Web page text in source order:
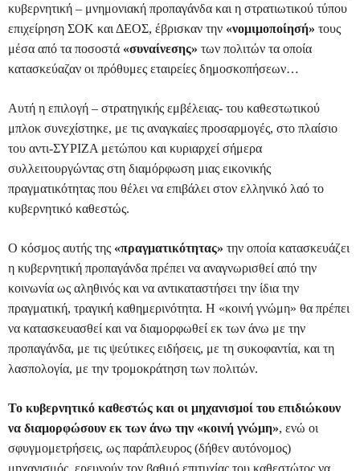
κυβερνητική – μνημονιακή προπαγάνδα και η στρατιωτικού τύπου
επιχείρηση ΣΟΚ και ΔΕΟΣ, έβρισκαν την «νομιμοποίησή» τους
μέσα από τα ποσοστά «συναίνεσης» των πολιτών τα οποία
κατασκεύαζαν οι πρόθυμες εταιρείες δημοσκοπήσεων…
Αυτή η επιλογή – στρατηγικής εμβέλειας- του καθεστωτικού
μπλοκ συνεχίστηκε, με τις αναγκαίες προσαρμογές, στο πλαίσιο
του αντι-ΣΥΡΙΖΑ μετώπου και κυριαρχεί σήμερα
συλλειτουργώντας στη διαμόρφωση μιας εικονικής
πραγματικότητας που θέλει να επιβάλει στον ελληνικό λαό το
κυβερνητικό καθεστώς.
Ο κόσμος αυτής της «πραγματικότητας» την οποία κατασκευάζει
η κυβερνητική προπαγάνδα πρέπει να αναγνωρισθεί από την
κοινωνία ως αληθινός και να αντικαταστήσει την ίδια την
πραγματική, τραγική καθημερινότητα. Η «κοινή γνώμη» θα πρέπει
να κατασκευασθεί και να διαμορφωθεί εκ των άνω με την
προπαγάνδα, με τις ψεύτικες ειδήσεις, με τη συκοφαντία, και τη
λασπολογία, με την τρομοκράτηση των πολιτών.
Το κυβερνητικό καθεστώς και οι μηχανισμοί του επιδιώκουν
να διαμορφώσουν εκ των άνω την «κοινή γνώμη», ενώ οι
σφυγμομετρήσεις, ως παράπλευρος (δήθεν αυτόνομος)
μηχανισμός, ερευνούν τον βαθμό επιτυχίας του καθεστώτος να